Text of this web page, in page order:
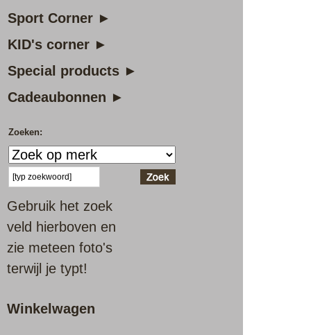
Sport Corner ►
KID's corner ►
Special products ►
Cadeaubonnen ►
Zoeken:
Gebruik het zoek
veld hierboven en
zie meteen foto's
terwijl je typt!
Winkelwagen